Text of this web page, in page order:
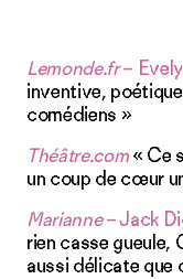
Lemonde.fr–
inventive,
comédiens »
Théâtre.com« Ce
un coup de cœur
Marianne– Jack
rien casse gueule,
aussi délicate que